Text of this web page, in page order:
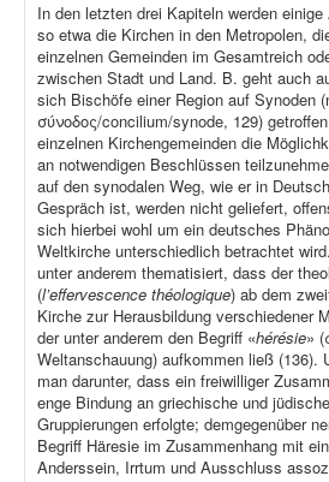
In den letzten drei Kapiteln werden
so etwa die Kirchen in den Metropolen,
einzelnen Gemeinden im Gesamtreich
zwischen Stadt und Land. B. geht auch
sich Bischöfe einer Region auf Synoden
σύνοδος/concilium/synode, 129)
einzelnen Kirchengemeinden die
an notwendigen Beschlüssen
auf den synodalen Weg, wie er in
Gespräch ist, werden nicht geliefert,
sich hierbei wohl um ein deutsches
Weltkirche unterschiedlich betrachtet
unter anderem thematisiert, dass der
(l’effervescence théologique) ab dem
Kirche zur Herausbildung verschiedener
der unter anderem den Begriff «hérésie»
Weltanschauung) aufkommen ließ (136).
man darunter, dass ein freiwilliger
enge Bindung an griechische und
Gruppierungen erfolgte; demgegenüber
Begriff Häresie im Zusammenhang mit
Anderssein, Irrtum und Ausschluss